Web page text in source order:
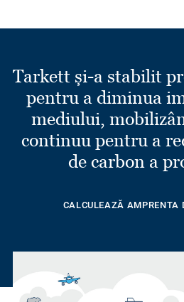
Tarkett și-a stabilit
pentru a diminua
mediului,
continuu pentru a
de carbon a
CALCULEAZĂ AMPRENTA